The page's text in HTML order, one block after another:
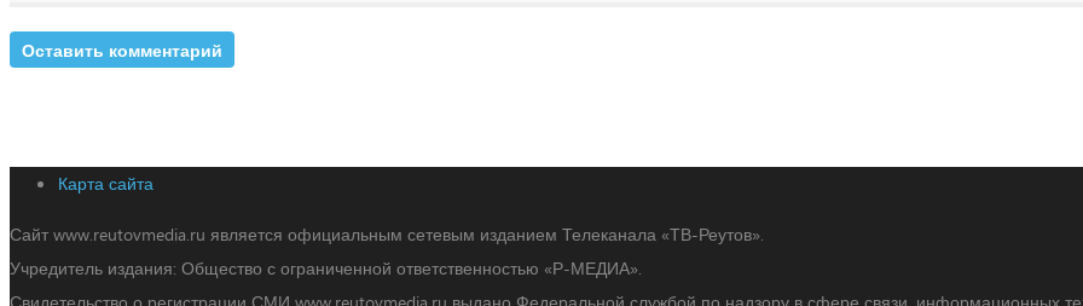
Карта сайта
Сайт www.reutovmedia.ru является официальным сетевым изданием Телеканала «ТВ-Реутов».
Учредитель издания: Общество с ограниченной ответственностью «Р-МЕДИА».